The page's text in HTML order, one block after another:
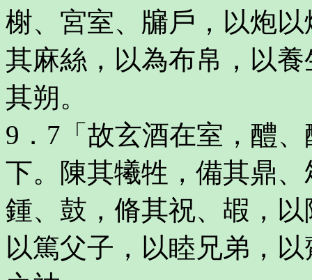
榭、宮室、牖戶，以炮
其麻絲，以為布帛，以
其朔。
9．7「故玄酒在室，醴
下。陳其犧牲，備其鼎
鍾、鼓，脩其祝、嘏，
以篤父子，以睦兄弟，